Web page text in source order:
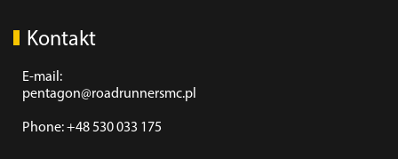
Kontakt
E-mail:
pentagon@roadrunnersmc.pl
Phone: +48 530 033 175